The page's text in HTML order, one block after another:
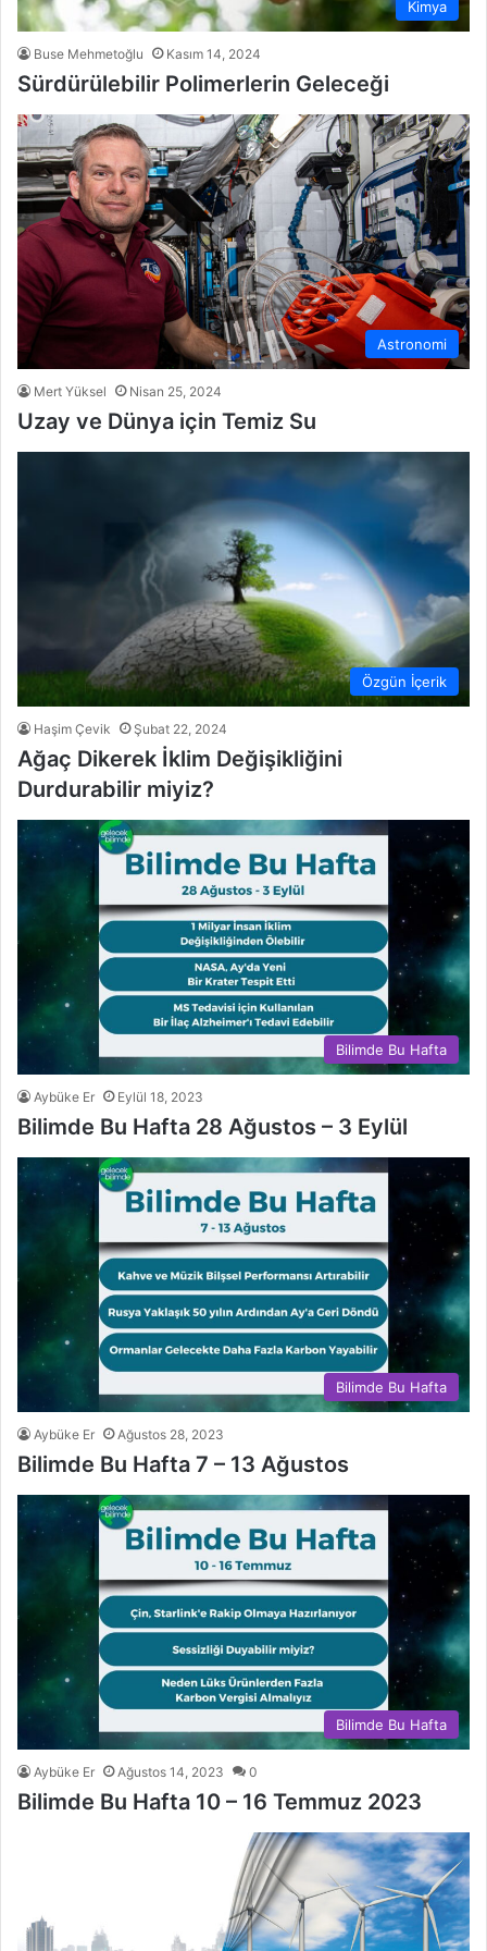
Kimya
Buse Mehmetoğlu Kasım 14, 2024
Sürdürülebilir Polimerlerin Geleceği
Astronomi
Mert Yüksel Nisan 25, 2024
Uzay ve Dünya için Temiz Su
Özgün İçerik
Haşim Çevik Şubat 22, 2024
Ağaç Dikerek İklim Değişikliğini
Durdurabilir miyiz?
Bilimde Bu Hafta
Aybüke Er Eylül 18, 2023
Bilimde Bu Hafta 28 Ağustos – 3 Eylül
Bilimde Bu Hafta
Aybüke Er Ağustos 28, 2023
Bilimde Bu Hafta 7 – 13 Ağustos
Bilimde Bu Hafta
Aybüke Er Ağustos 14, 2023 0
Bilimde Bu Hafta 10 – 16 Temmuz 2023